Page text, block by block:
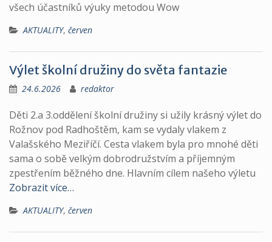
všech účastníků výuky metodou Wow
AKTUALITY, červen
Výlet školní družiny do světa fantazie
24.6.2026 redaktor
Děti 2.a 3.oddělení školní družiny si užily krásný výlet do
Rožnov pod Radhoštěm, kam se vydaly vlakem z
Valašského Meziříčí. Cesta vlakem byla pro mnohé děti
sama o sobě velkým dobrodružstvím a příjemným
zpestřením běžného dne. Hlavním cílem našeho výletu
Zobrazit více…
AKTUALITY, červen